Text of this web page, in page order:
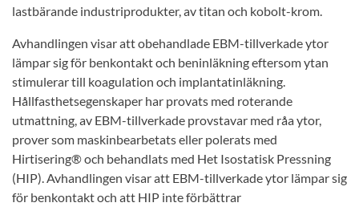
lastbärande industriprodukter, av titan och kobolt-krom.
Avhandlingen visar att obehandlade EBM-tillverkade ytor
lämpar sig för benkontakt och beninläkning eftersom ytan
stimulerar till koagulation och implantatinläkning.
Hållfasthetsegenskaper har provats med roterande
utmattning, av EBM-tillverkade provstavar med råa ytor,
prover som maskinbearbetats eller polerats med
Hirtisering® och behandlats med Het Isostatisk Pressning
(HIP). Avhandlingen visar att EBM-tillverkade ytor lämpar sig
för benkontakt och att HIP inte förbättrar